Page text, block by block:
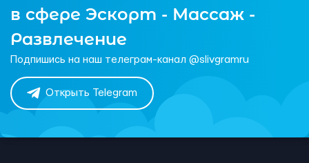
в сфере Эскорт - Массаж -
Развлечение
Подпишись на наш телеграм-канал @slivgramru
Открыть Telegram